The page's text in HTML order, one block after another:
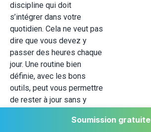
discipline qui doit
s’intégrer dans votre
quotidien. Cela ne veut pas
dire que vous devez y
passer des heures chaque
jour. Une routine bien
définie, avec les bons
outils, peut vous permettre
de rester à jour sans y
Vous pourriez commencerSoumission gratuite